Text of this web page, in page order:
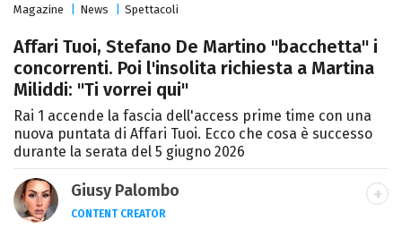
Magazine News Spettacoli
Affari Tuoi, Stefano De Martino "bacchetta" i
concorrenti. Poi l'insolita richiesta a Martina
Miliddi: "Ti vorrei qui"
Rai 1 accende la fascia dell'access prime time con una
nuova puntata di Affari Tuoi. Ecco che cosa è successo
durante la serata del 5 giugno 2026
Giusy Palombo
CONTENT CREATOR